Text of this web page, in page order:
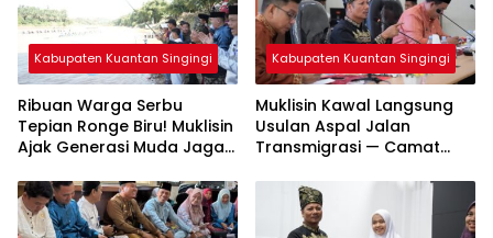
Kabupaten Kuantan Singingi
Ribuan Warga Serbu
Tepian Ronge Biru! Muklisin
Ajak Generasi Muda Jaga
Kabupaten Kuantan Singingi
Muklisin Kawal Langsung
Usulan Aspal Jalan
Transmigrasi — Camat